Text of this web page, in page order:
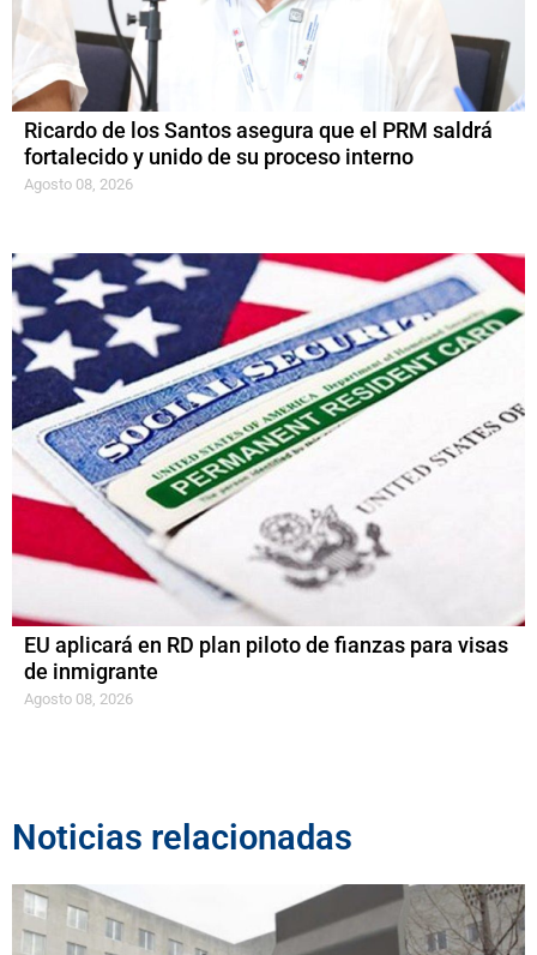
Ricardo de los Santos asegura que el PRM saldrá
fortalecido y unido de su proceso interno
Agosto 08, 2026
EU aplicará en RD plan piloto de fianzas para visas
de inmigrante
Agosto 08, 2026
Noticias relacionadas